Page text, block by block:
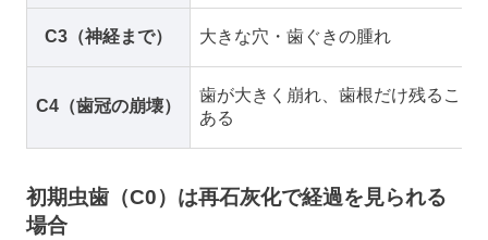
C3（神経まで） 大きな穴・歯ぐきの腫れ
C4（歯冠の崩壊）
歯が大きく崩れ、歯根だけ残ること
ある
初期虫歯（C0）は再石灰化で経過を見られる
場合